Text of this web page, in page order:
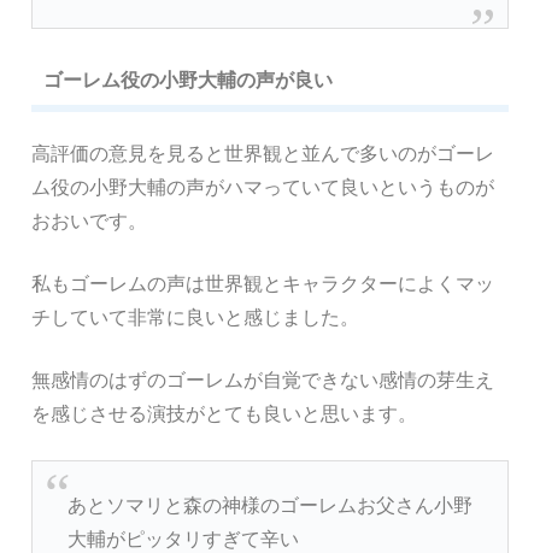
ゴーレム役の小野大輔の声が良い
高評価の意見を見ると世界観と並んで多いのがゴーレ
ム役の小野大輔の声がハマっていて良いというものが
おおいです。
私もゴーレムの声は世界観とキャラクターによくマッ
チしていて非常に良いと感じました。
無感情のはずのゴーレムが自覚できない感情の芽生え
を感じさせる演技がとても良いと思います。
あとソマリと森の神様のゴーレムお父さん小野
大輔がピッタリすぎて辛い